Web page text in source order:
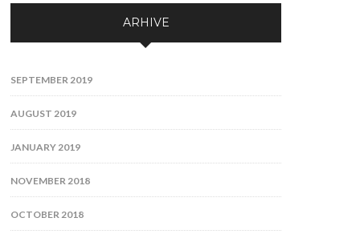
ARHIVE
SEPTEMBER 2019
AUGUST 2019
JANUARY 2019
NOVEMBER 2018
OCTOBER 2018